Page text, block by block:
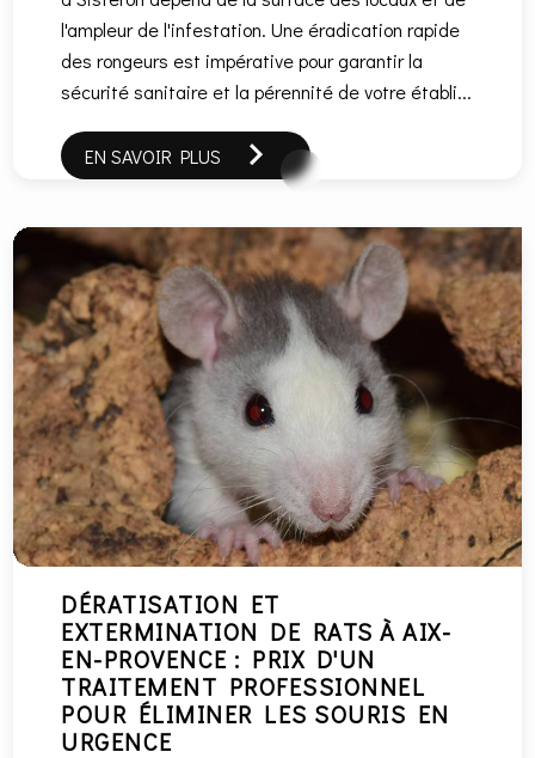
l'ampleur de l'infestation. Une éradication rapide
des rongeurs est impérative pour garantir la
sécurité sanitaire et la pérennité de votre établi...
EN SAVOIR PLUS
DÉRATISATION ET
EXTERMINATION DE RATS À AIX-
EN-PROVENCE : PRIX D'UN
TRAITEMENT PROFESSIONNEL
POUR ÉLIMINER LES SOURIS EN
URGENCE